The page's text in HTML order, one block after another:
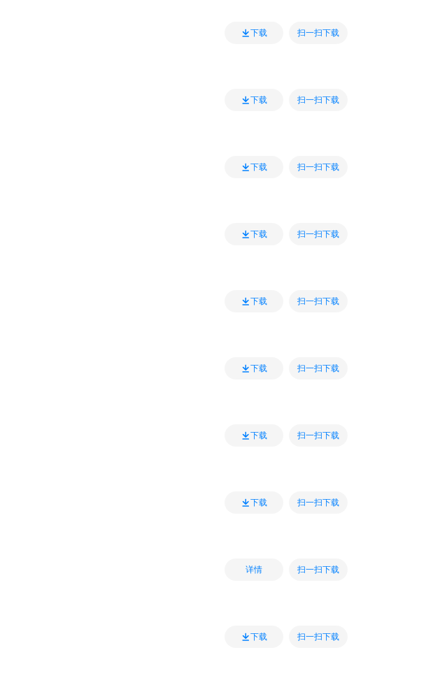
下载 扫一扫下载
下载 扫一扫下载
下载 扫一扫下载
下载 扫一扫下载
下载 扫一扫下载
下载 扫一扫下载
下载 扫一扫下载
下载 扫一扫下载
详情 扫一扫下载
下载 扫一扫下载